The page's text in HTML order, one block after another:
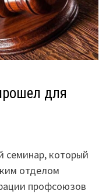
для
семинар, который
отделом
профсоюзов